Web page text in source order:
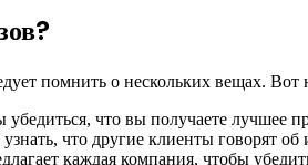
помнить о нескольких вещах.
что вы получаете лучшее
что другие клиенты говорят об
каждая компания, чтобы